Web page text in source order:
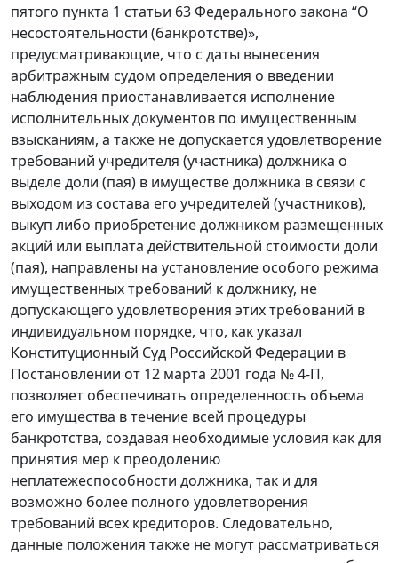
пятого пункта 1 статьи 63 Федерального закона “О
несостоятельности (банкротстве)»,
предусматривающие, что с даты вынесения
арбитражным судом определения о введении
наблюдения приостанавливается исполнение
исполнительных документов по имущественным
взысканиям, а также не допускается удовлетворение
требований учредителя (участника) должника о
выделе доли (пая) в имуществе должника в связи с
выходом из состава его учредителей (участников),
выкуп либо приобретение должником размещенных
акций или выплата действительной стоимости доли
(пая), направлены на установление особого режима
имущественных требований к должнику, не
допускающего удовлетворения этих требований в
индивидуальном порядке, что, как указал
Конституционный Суд Российской Федерации в
Постановлении от 12 марта 2001 года № 4-П,
позволяет обеспечивать определенность объема
его имущества в течение всей процедуры
банкротства, создавая необходимые условия как для
принятия мер к преодолению
неплатежеспособности должника, так и для
возможно более полного удовлетворения
требований всех кредиторов. Следовательно,
данные положения также не могут рассматриваться